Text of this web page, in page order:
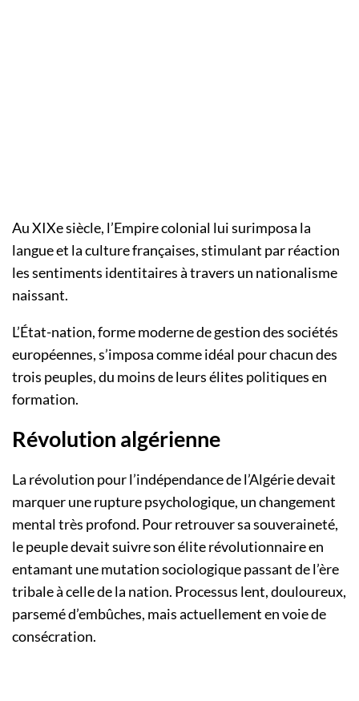
Au XIXe siècle, l’Empire colonial lui surimposa la
langue et la culture françaises, stimulant par réaction
les sentiments identitaires à travers un nationalisme
naissant.
L’État-nation, forme moderne de gestion des sociétés
européennes, s’imposa comme idéal pour chacun des
trois peuples, du moins de leurs élites politiques en
formation.
Révolution algérienne
La révolution pour l’indépendance de l’Algérie devait
marquer une rupture psychologique, un changement
mental très profond. Pour retrouver sa souveraineté,
le peuple devait suivre son élite révolutionnaire en
entamant une mutation sociologique passant de l’ère
tribale à celle de la nation. Processus lent, douloureux,
parsemé d’embûches, mais actuellement en voie de
consécration.